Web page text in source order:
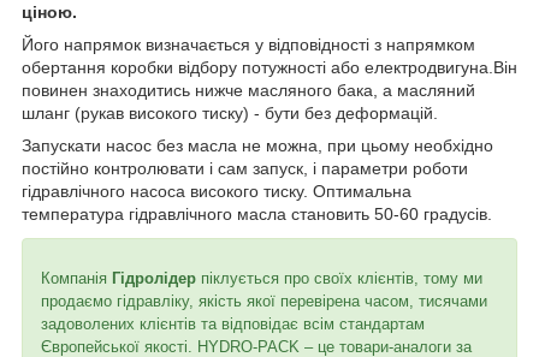
ціною.
Його напрямок визначається у відповідності з напрямком
обертання коробки відбору потужності або електродвигуна.Він
повинен знаходитись нижче масляного бака, а масляний
шланг (рукав високого тиску) - бути без деформацій.
Запускати насос без масла не можна, при цьому необхідно
постійно контролювати і сам запуск, і параметри роботи
гідравлічного насоса високого тиску. Оптимальна
температура гідравлічного масла становить 50-60 градусів.
Компанія Гідролідер піклується про своїх клієнтів, тому ми
продаємо гідравліку, якість якої перевірена часом, тисячами
задоволених клієнтів та відповідає всім стандартам
Європейської якості. HYDRO-PACK – це товари-аналоги за